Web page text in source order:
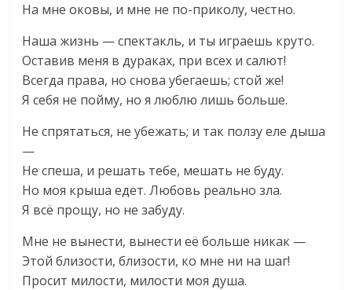
На мне оковы, и мне не по-приколу, честно.
Наша жизнь — спектакль, и ты играешь круто.
Оставив меня в дураках, при всех и салют!
Всегда права, но снова убегаешь; стой же!
Я себя не пойму, но я люблю лишь больше.
Не спрятаться, не убежать; и так ползу еле дыша
—
Не спеша, и решать тебе, мешать не буду.
Но моя крыша едет. Любовь реально зла.
Я всё прощу, но не забуду.
Мне не вынести, вынести её больше никак —
Этой близости, близости, ко мне ни на шаг!
Просит милости, милости моя душа.